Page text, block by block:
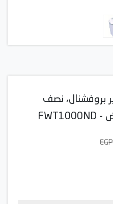
بروفشنال، نصف